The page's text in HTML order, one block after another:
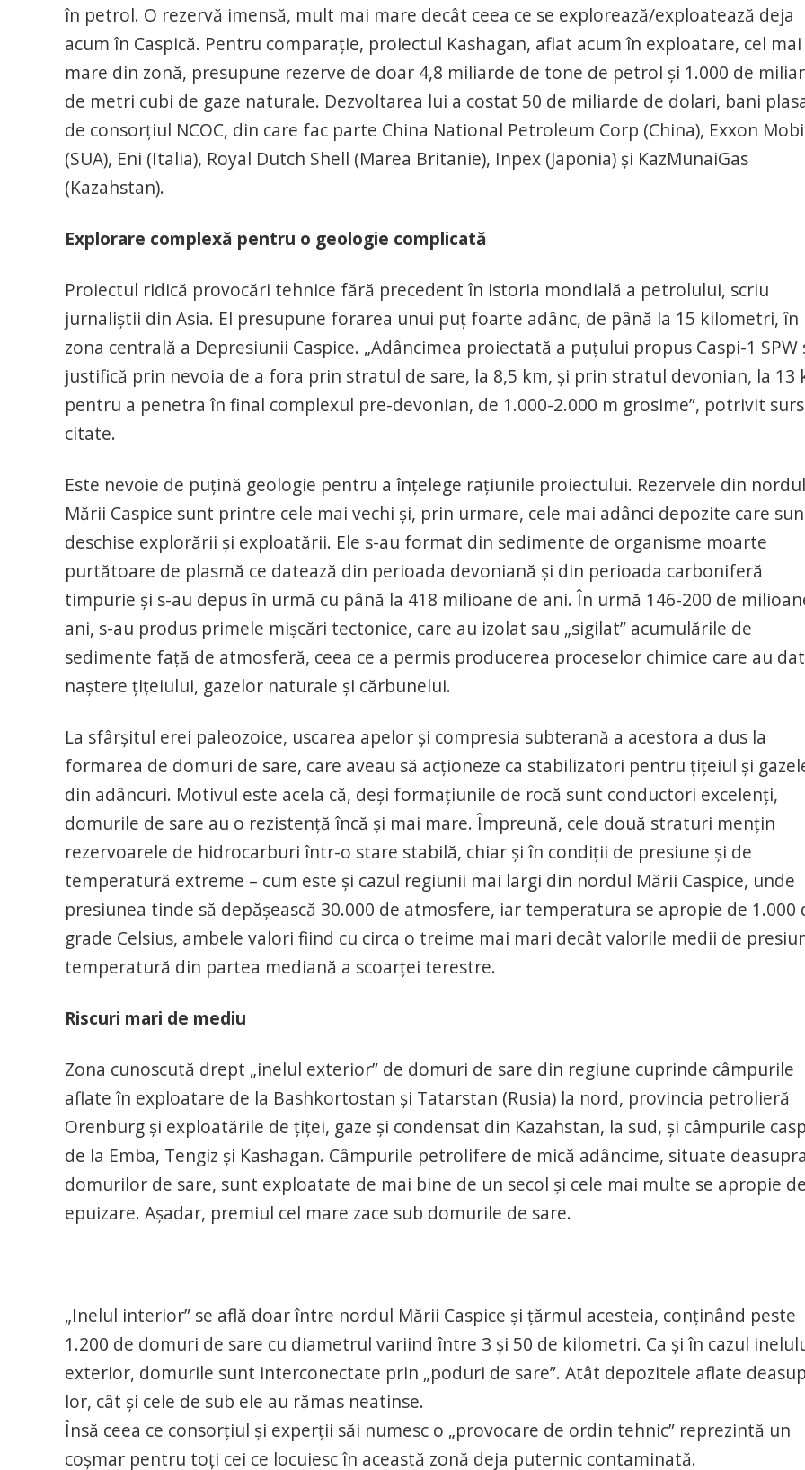
în petrol. O rezervă imensă, mult mai mare decât ceea ce se explorează/exploatează deja
acum în Caspică. Pentru comparaţie, proiectul Kashagan, aflat acum în exploatare, cel mai
mare din zonă, presupune rezerve de doar 4,8 miliarde de tone de petrol şi 1.000 de
de metri cubi de gaze naturale. Dezvoltarea lui a costat 50 de miliarde de dolari, bani
de consorţiul NCOC, din care fac parte China National Petroleum Corp (China), Exxon
(SUA), Eni (Italia), Royal Dutch Shell (Marea Britanie), Inpex (Japonia) şi KazMunaiGas
(Kazahstan).
Explorare complexă pentru o geologie complicată
Proiectul ridică provocări tehnice fără precedent în istoria mondială a petrolului, scriu
jurnaliştii din Asia. El presupune forarea unui puț foarte adânc, de până la 15 kilometri, în
zona centrală a Depresiunii Caspice. „Adâncimea proiectată a puțului propus Caspi-1 SPW
justifică prin nevoia de a fora prin stratul de sare, la 8,5 km, și prin stratul devonian, la 13
pentru a penetra în final complexul pre-devonian, de 1.000-2.000 m grosime”, potrivit
citate.
Este nevoie de puțină geologie pentru a înțelege rațiunile proiectului. Rezervele din nordul
Mării Caspice sunt printre cele mai vechi și, prin urmare, cele mai adânci depozite care
deschise explorării și exploatării. Ele s-au format din sedimente de organisme moarte
purtătoare de plasmă ce datează din perioada devoniană și din perioada carboniferă
timpurie și s-au depus în urmă cu până la 418 milioane de ani. În urmă 146-200 de
ani, s-au produs primele mișcări tectonice, care au izolat sau „sigilat” acumulările de
sedimente față de atmosferă, ceea ce a permis producerea proceselor chimice care au dat
naștere țițeiului, gazelor naturale și cărbunelui.
La sfârșitul erei paleozoice, uscarea apelor și compresia subterană a acestora a dus la
formarea de domuri de sare, care aveau să acționeze ca stabilizatori pentru țițeiul și
din adâncuri. Motivul este acela că, deși formațiunile de rocă sunt conductori excelenți,
domurile de sare au o rezistență încă și mai mare. Împreună, cele două straturi mențin
rezervoarele de hidrocarburi într-o stare stabilă, chiar și în condiții de presiune și de
temperatură extreme – cum este și cazul regiunii mai largi din nordul Mării Caspice, unde
presiunea tinde să depășească 30.000 de atmosfere, iar temperatura se apropie de 1.000
grade Celsius, ambele valori fiind cu circa o treime mai mari decât valorile medii de
temperatură din partea mediană a scoarței terestre.
Riscuri mari de mediu
Zona cunoscută drept „inelul exterior” de domuri de sare din regiune cuprinde câmpurile
aflate în exploatare de la Bashkortostan și Tatarstan (Rusia) la nord, provincia petrolieră
Orenburg și exploatările de țiței, gaze și condensat din Kazahstan, la sud, și câmpurile
de la Emba, Tengiz și Kashagan. Câmpurile petrolifere de mică adâncime, situate
domurilor de sare, sunt exploatate de mai bine de un secol și cele mai multe se apropie
epuizare. Aşadar, premiul cel mare zace sub domurile de sare.
„Inelul interior” se află doar între nordul Mării Caspice și țărmul acesteia, conținând peste
1.200 de domuri de sare cu diametrul variind între 3 și 50 de kilometri. Ca și în cazul
exterior, domurile sunt interconectate prin „poduri de sare”. Atât depozitele aflate
lor, cât și cele de sub ele au rămas neatinse.
Însă ceea ce consorțiul și experții săi numesc o „provocare de ordin tehnic” reprezintă un
coșmar pentru toți cei ce locuiesc în această zonă deja puternic contaminată.